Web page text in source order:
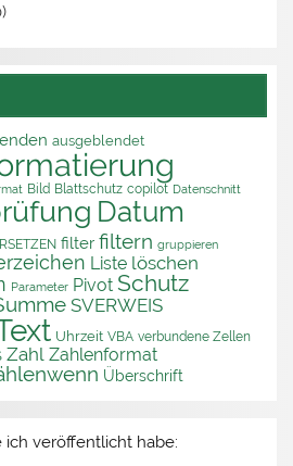
ausgeblendet
Bild Blattschutz copilot Datenschnitt
Datum
filter filtern gruppieren
Liste löschen
Parameter Pivot Schutz
SVERWEIS
Uhrzeit VBA verbundene Zellen
Zahl Zahlenformat
Überschrift
ich veröffentlicht habe: